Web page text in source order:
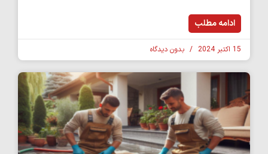
ادامه مطلب
15 اکتبر 2024 بدون دیدگاه